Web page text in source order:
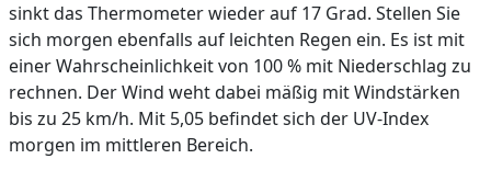
sinkt das Thermometer wieder auf 17 Grad. Stellen Sie
sich morgen ebenfalls auf leichten Regen ein. Es ist mit
einer Wahrscheinlichkeit von 100 % mit Niederschlag zu
rechnen. Der Wind weht dabei mäßig mit Windstärken
bis zu 25 km/h. Mit 5,05 befindet sich der UV-Index
morgen im mittleren Bereich.